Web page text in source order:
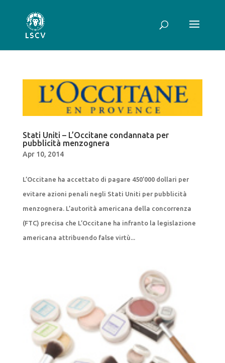
Stati Uniti – L’Occitane condannata per
pubblicità menzognera
Apr 10, 2014
L’Occitane ha accettato di pagare 450’000 dollari per
evitare azioni penali negli Stati Uniti per pubblicità
menzognera. L’autorità americana della concorrenza
(FTC) precisa che L’Occitane ha infranto la legislazione
americana attribuendo false virtù...